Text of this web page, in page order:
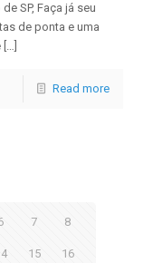
SP, Faça já seu
de ponta e uma
Read more
7 8
15 16